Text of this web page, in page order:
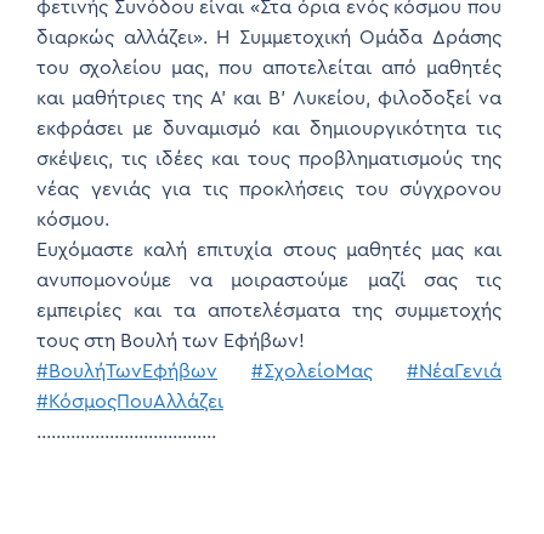
φετινής Συνόδου είναι «Στα όρια ενός κόσμου που
διαρκώς αλλάζει». Η Συμμετοχική Ομάδα Δράσης
του σχολείου μας, που αποτελείται από μαθητές
και μαθήτριες της Α’ και Β’ Λυκείου, φιλοδοξεί να
εκφράσει με δυναμισμό και δημιουργικότητα τις
σκέψεις, τις ιδέες και τους προβληματισμούς της
νέας γενιάς για τις προκλήσεις του σύγχρονου
κόσμου.
Ευχόμαστε καλή επιτυχία στους μαθητές μας και
ανυπομονούμε να μοιραστούμε μαζί σας τις
εμπειρίες και τα αποτελέσματα της συμμετοχής
τους στη Βουλή των Εφήβων!
#ΒουλήΤωνΕφήβων
#ΣχολείοΜας
#ΝέαΓενιά
#ΚόσμοςΠουΑλλάζει
……………………………….